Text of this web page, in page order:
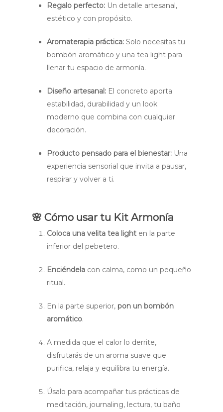
Regalo perfecto: Un detalle artesanal,
estético y con propósito.
Aromaterapia práctica: Solo necesitas tu
bombón aromático y una tea light para
llenar tu espacio de armonía.
Diseño artesanal: El concreto aporta
estabilidad, durabilidad y un look
moderno que combina con cualquier
decoración.
Producto pensado para el bienestar: Una
experiencia sensorial que invita a pausar,
respirar y volver a ti.
🌸 Cómo usar tu Kit Armonía
Coloca una velita tea light en la parte
inferior del pebetero.
Enciéndela con calma, como un pequeño
ritual.
En la parte superior, pon un bombón
aromático.
A medida que el calor lo derrite,
disfrutarás de un aroma suave que
purifica, relaja y equilibra tu energía.
Úsalo para acompañar tus prácticas de
meditación, journaling, lectura, tu baño